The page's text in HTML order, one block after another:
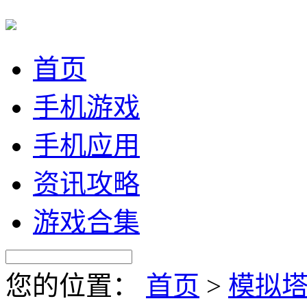
首页
手机游戏
手机应用
资讯攻略
游戏合集
您的位置： 首页 > 模拟